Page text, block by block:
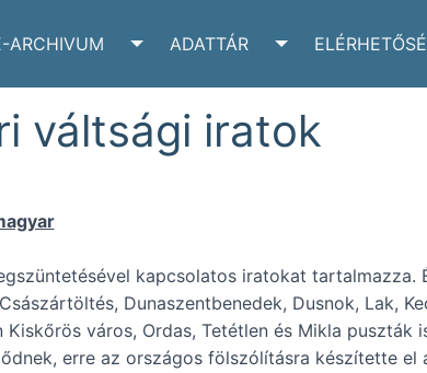
KUTATÁS SUBMENU
ARCHIVUM
TOGGLE E-ARCHIVUM SUBMENU
ADATTÁR
TOGGLE
váltsági iratok
kapcsolatos iratokat tartalmazza.
Dunaszentbenedek, Dusnok, Lak,
város, Ordas, Tetétlen és Mikla puszták
erre az országos fölszólításra készítette el